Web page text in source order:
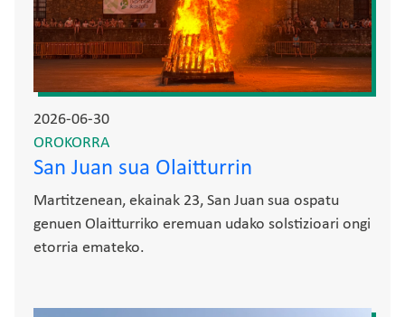
2026-06-30
OROKORRA
San Juan sua Olaitturrin
Martitzenean, ekainak 23, San Juan sua ospatu
genuen Olaitturriko eremuan udako solstizioari ongi
etorria emateko.